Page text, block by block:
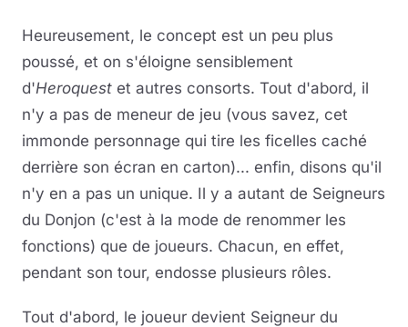
Heureusement, le concept est un peu plus
poussé, et on s'éloigne sensiblement
d'Heroquest et autres consorts. Tout d'abord, il
n'y a pas de meneur de jeu (vous savez, cet
immonde personnage qui tire les ficelles caché
derrière son écran en carton)... enfin, disons qu'il
n'y en a pas un unique. Il y a autant de Seigneurs
du Donjon (c'est à la mode de renommer les
fonctions) que de joueurs. Chacun, en effet,
pendant son tour, endosse plusieurs rôles.
Tout d'abord, le joueur devient Seigneur du